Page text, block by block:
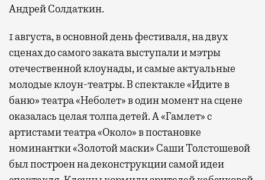
Андрей Солдаткин.
1 августа, в основной день фестиваля, на двух
сценах до самого заката выступали и мэтры
отечественной клоунады, и самые актуальные
молодые клоун-театры. В спектакле «Идите в
баню» театра «Неболет» в один момент на сцене
оказалась целая толпа детей. А «Гамлет» с
артистами театра «Около» в постановке
номинантки «Золотой маски» Саши Толстошевой
был построен на деконструкции самой идеи